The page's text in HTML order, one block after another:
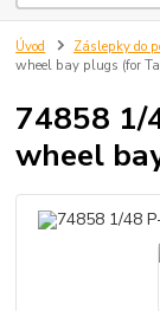
Úvod Záslepky do
wheel bay plugs (for
74858 1/
wheel